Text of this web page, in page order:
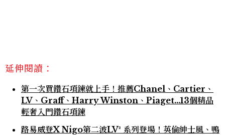
延伸閱讀：
第一次買鑽石項鍊就上手！推薦Chanel、Cartier、
LV、Graff、Harry Winston、Piaget...13個精品
輕奢入門鑽石項鍊
路易威登X Nigo第二波LV² 系列登場！英倫紳士風、鴨